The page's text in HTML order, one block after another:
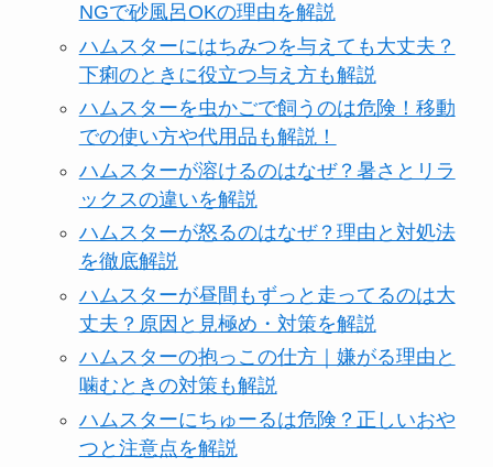
NGで砂風呂OKの理由を解説
ハムスターにはちみつを与えても大丈夫？
下痢のときに役立つ与え方も解説
ハムスターを虫かごで飼うのは危険！移動
での使い方や代用品も解説！
ハムスターが溶けるのはなぜ？暑さとリラ
ックスの違いを解説
ハムスターが怒るのはなぜ？理由と対処法
を徹底解説
ハムスターが昼間もずっと走ってるのは大
丈夫？原因と見極め・対策を解説
ハムスターの抱っこの仕方｜嫌がる理由と
噛むときの対策も解説
ハムスターにちゅーるは危険？正しいおや
つと注意点を解説